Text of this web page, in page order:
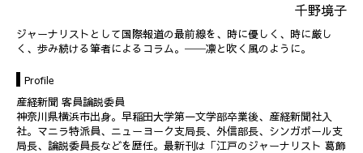
千野境子
ジャーナリストとして国際報道の最前線を、時に優しく、時に厳し
く、歩み続ける筆者によるコラム。──凛と吹く風のように。
Profile
産経新聞 客員論説委員
神奈川県横浜市出身。早稲田大学第一文学部卒業後、産経新聞社入
社。マニラ特派員、ニューヨーク支局長、外信部長、シンガポール支
局長、論説委員長などを歴任。最新刊は「江戸のジャーナリスト 葛飾